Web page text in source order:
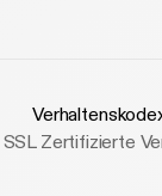
SSL Zertifizierte